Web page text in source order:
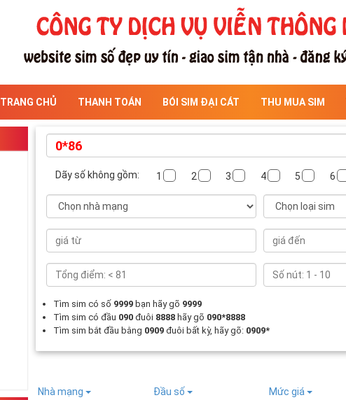
TRANG CHỦ THANH TOÁN BÓI SIM ĐẠI CÁT THU MUA SIM
Dãy số không gồm: 1 2 3 4 5 6
Tìm sim có số 9999 bạn hãy gõ 9999
Tìm sim có đầu 090đuôi 8888 hãy gõ 090*8888
Tìm sim bắt đầu bằng 0909 đuôi bất kỳ, hãy gõ: 0909*
Nhà mạng Đầu số Mức giá